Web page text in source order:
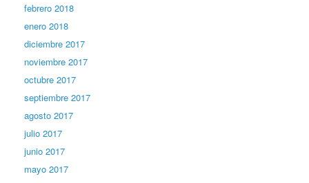
febrero 2018
enero 2018
diciembre 2017
noviembre 2017
octubre 2017
septiembre 2017
agosto 2017
julio 2017
junio 2017
mayo 2017